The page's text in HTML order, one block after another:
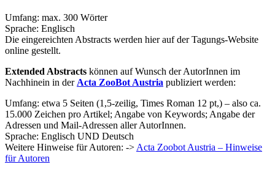
Umfang: max. 300 Wörter
Sprache: Englisch
Die eingereichten Abstracts werden hier auf der Tagungs-Website
online gestellt.
Extended Abstracts können auf Wunsch der AutorInnen im
Nachhinein in der Acta ZooBot Austria publiziert werden:
Umfang: etwa 5 Seiten (1,5-zeilig, Times Roman 12 pt,) – also ca.
15.000 Zeichen pro Artikel; Angabe von Keywords; Angabe der
Adressen und Mail-Adressen aller AutorInnen.
Sprache: Englisch UND Deutsch
Weitere Hinweise für Autoren: -> Acta Zoobot Austria – Hinweise
für Autoren